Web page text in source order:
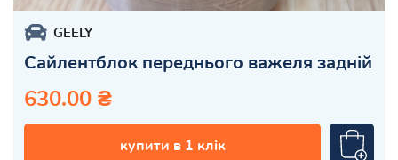
GEELY
Сайлентблок переднього важеля задній
630.00 ₴
купити в 1 клік